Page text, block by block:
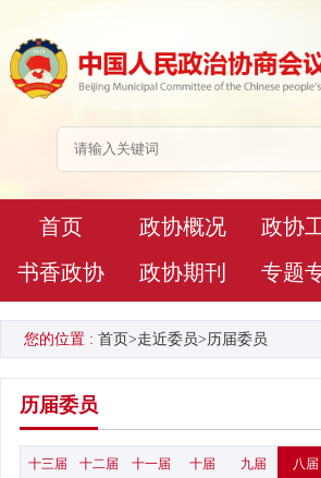
首页 政协概况 政协
书香政协
政协期刊 专题
您的位置 : 首页>走近委员>历届委员
历届委员
十三届 十二届 十一届 十届 九届 八届